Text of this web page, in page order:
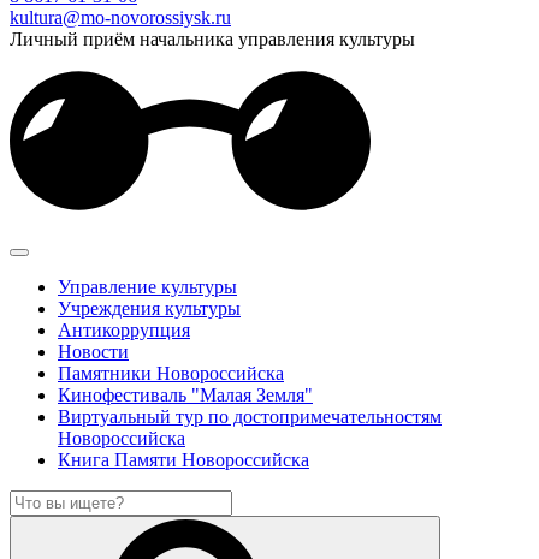
kultura@mo-novorossiysk.ru
Личный приём начальника управления культуры
Управление культуры
Учреждения культуры
Антикоррупция
Новости
Памятники Новороссийска
Кинофестиваль "Малая Земля"
Виртуальный тур по достопримечательностям
Новороссийска
Книга Памяти Новороссийска